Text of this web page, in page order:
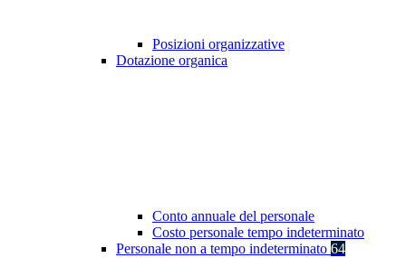
Posizioni organizzative
Dotazione organica
Conto annuale del personale
Costo personale tempo indeterminato
Personale non a tempo indeterminato 64